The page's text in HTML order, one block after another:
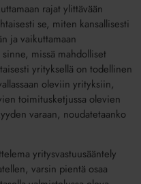
rajat ylittävään
se, miten kansallisesti
ja vaikuttamaan
missä mahdolliset
yrityksellä on todellinen
oleviin yrityksiin,
toimitusketjussa olevien
varaan, noudatetaanko
yritysvastuusääntely
varsin pientä osaa